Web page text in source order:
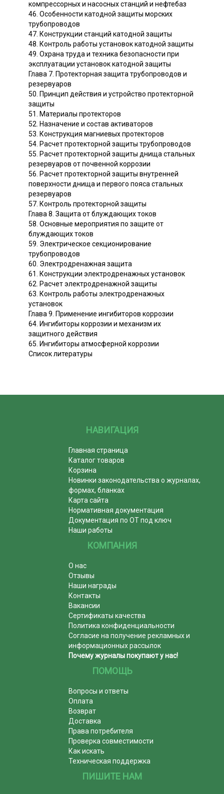
компрессорных и насосных станций и нефтебаз
46. Особенности катодной защиты морских
трубопроводов
47. Конструкции станций катодной защиты
48. Контроль работы установок катодной защиты
49. Охрана труда и техника безопасности при
эксплуатации установок катодной защиты
Глава 7. Протекторная защита трубопроводов и
резервуаров
50. Принцип действия и устройство протекторной
защиты
51. Материалы протекторов
52. Назначение и состав активаторов
53. Конструкция магниевых протекторов
54. Расчет протекторной защиты трубопроводов
55. Расчет протекторной защиты днища стальных
резервуаров от почвенной коррозии
56. Расчет протекторной защиты внутренней
поверхности днища и первого пояса стальных
резервуаров
57. Контроль протекторной защиты
Глава 8. Защита от блуждающих токов
58. Основные мероприятия по защите от
блуждающих токов
59. Электрическое секционирование
трубопроводов
60. Электродренажная защита
61. Конструкции электродренажных установок
62. Расчет электродренажной защиты
63. Контроль работы электродренажных
установок
Глава 9. Применение ингибиторов коррозии
64. Ингибиторы коррозии и механизм их
защитного действия
65. Ингибиторы атмосферной коррозии
Список литературы
НАВИГАЦИЯ
Главная страница
Каталог товаров
Корзина
Новинки законодательства о журналах,
формах, бланках
Карта сайта
Нормативная документация
Документация по ОТ под ключ
Наши работы
КОМПАНИЯ
О нас
Отзывы
Наши награды
Контакты
Вакансии
Сертификаты качества
Политика конфиденциальности
Согласие на получение рекламных и
информационных рассылок
Почему журналы покупают у нас!
ПОМОЩЬ
Вопросы и ответы
Оплата
Возврат
Доставка
Права потребителя
Проверка совместимости
Как искать
Техническая поддержка
ПИШИТЕ НАМ